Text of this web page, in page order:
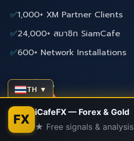
✅1,000+ XM Partner Clients
✅24,000+ สมาชิก SiamCafe
✅600+ Network Installations
🔗 ลิงก์ด่วน
📚 สอนเทรด Forex
🤖 EA Forex ฟรี
TH ▼
FX iCafeFX — Forex & Gold
★ Free signals & analysis
Contact us
Open